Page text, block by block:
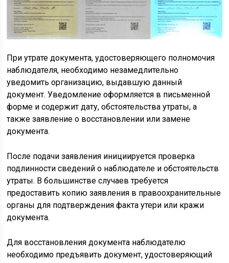
При утрате документа, удостоверяющего полномочия
наблюдателя, необходимо незамедлительно
уведомить организацию, выдавшую данный
документ. Уведомление оформляется в письменной
форме и содержит дату, обстоятельства утраты, а
также заявление о восстановлении или замене
документа.
После подачи заявления инициируется проверка
подлинности сведений о наблюдателе и обстоятельств
утраты. В большинстве случаев требуется
предоставить копию заявления в правоохранительные
органы для подтверждения факта утери или кражи
документа.
Для восстановления документа наблюдателю
необходимо предъявить документ, удостоверяющий